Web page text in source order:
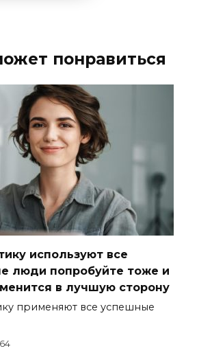
понравиться
используют все
люди попробуйте тоже и
в лучшую сторону
применяют все успешные